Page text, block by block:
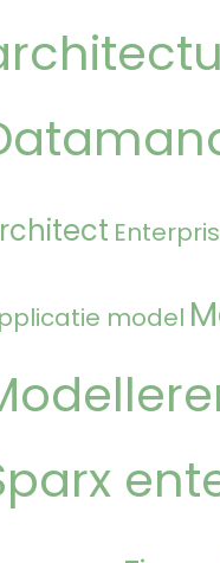
model